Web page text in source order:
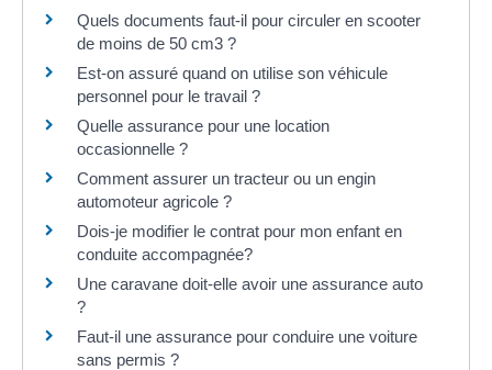
Quels documents faut-il pour circuler en scooter
de moins de 50 cm3 ?
Est-on assuré quand on utilise son véhicule
personnel pour le travail ?
Quelle assurance pour une location
occasionnelle ?
Comment assurer un tracteur ou un engin
automoteur agricole ?
Dois-je modifier le contrat pour mon enfant en
conduite accompagnée?
Une caravane doit-elle avoir une assurance auto
?
Faut-il une assurance pour conduire une voiture
sans permis ?